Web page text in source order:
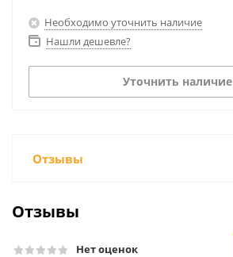
Необходимо уточнить наличие
Нашли дешевле?
Уточнить наличие
Отзывы
Отзывы
Нет оценок